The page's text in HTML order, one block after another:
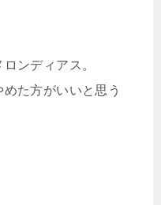
ンディアス。
た方がいいと思う